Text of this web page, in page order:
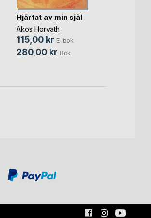
Hjärtat av min själ
Akos Horvath
115,00 kr E-bok
280,00 kr Bok